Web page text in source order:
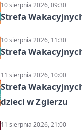
10 sierpnia 2026, 09:30
Strefa
10 sierpnia 2026, 11:30
Strefa
11 sierpnia 2026, 10:00
Strefa
dzieci w Zgierzu
11 sierpnia 2026, 21:00